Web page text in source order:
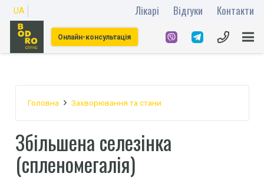
UA Лікарі Відгуки Контакти
Онлайн-консультація
Головна Захворювання та стани
Збільшена селезінка
(спленомегалія)